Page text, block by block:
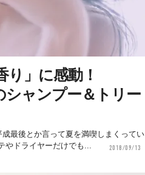
」に感動！
シャンプー＆トリー
最後とか言って夏を満喫しまくってい
ドライヤーだけでも...
2018/09/13